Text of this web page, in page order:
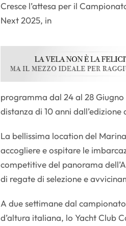
Cresce l’attesa per il
Next 2025, in
programma dal 24 al 28
distanza di 10 anni
La bellissima location del
accogliere e ospitare le
competitive del panorama
di regate di selezione e
A due settimane dal
d’altura italiana, lo Yacht Club